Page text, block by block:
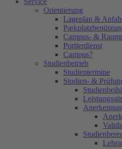
Orientierung
Lageplan &
Campus- &
Portierdienst
Campus7
Studienbetrieb
Studientermine
Studien- &